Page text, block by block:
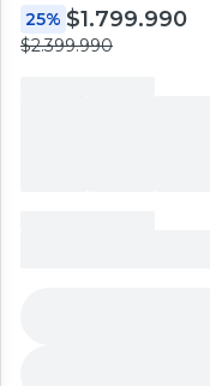
25% $1.799.990
$2.399.990